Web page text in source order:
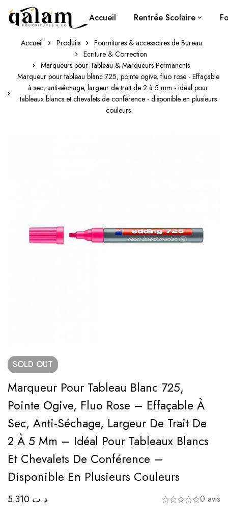
Accueil Rentrée Scolaire
Accueil Produits
Fournitures & accessoires de Bureau
Ecriture & Correction
Marqueurs pour Tableau & Marqueurs Permanents
Marqueur pour tableau blanc 725, pointe ogive, fluo rose - Effaçable
à sec, anti-séchage, largeur de trait de 2 à 5 mm - idéal pour
tableaux blancs et chevalets de conférence - disponible en plusieurs
couleurs
SOLD OUT
Marqueur Pour Tableau Blanc 725,
Pointe Ogive, Fluo Rose – Effaçable À
Sec, Anti-Séchage, Largeur De Trait De
2 À 5 Mm – Idéal Pour Tableaux Blancs
Et Chevalets De Conférence –
Disponible En Plusieurs Couleurs
د.ت 0 avis